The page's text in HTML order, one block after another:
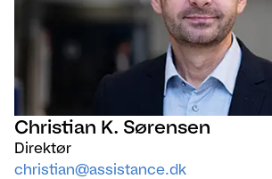
Christian K. Sørensen
Direktør
christian@assistance.dk